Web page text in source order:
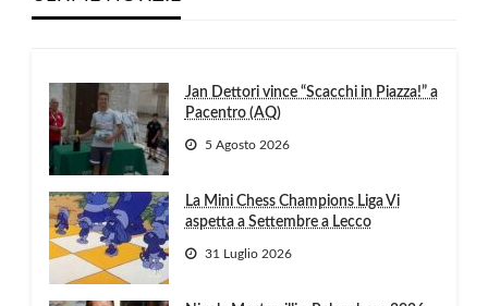
Jan Dettori vince “Scacchi in Piazza!” a
Pacentro (AQ)
5 Agosto 2026
La Mini Chess Champions Liga Vi
aspetta a Settembre a Lecco
31 Luglio 2026